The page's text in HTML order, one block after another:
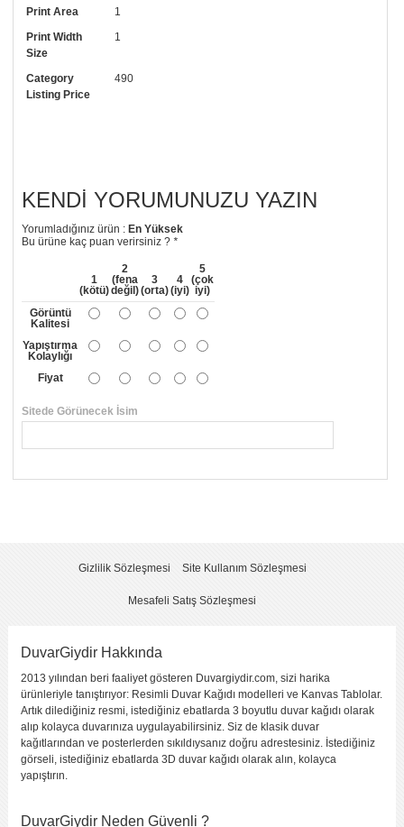
• Görselde düzenleme yaptırmak istiyorsanız yine bize telefon
numaramızdan ulaşabilirsiniz.
Print Area
1
Print Width
Size
1
Category
Listing Price
490
KENDI YORUMUNUZU YAZIN
Yorumladığınız ürün : En Yüksek
Bu ürüne kaç puan verirsiniz ?*
1
(kötü)
2
(fena
değil)
3
(orta)
4
(iyi)
5
(çok
iyi)
Görüntü
Kalitesi
Yapıştırma
Kolaylığı
Fiyat
Sitede Görünecek İsim
Yorumu Gönder
Gizlilik Sözleşmesi Site Kullanım Sözleşmesi
Mesafeli Satış Sözleşmesi
DuvarGiydir Hakkında
2013 yılından beri faaliyet gösteren Duvargiydir.com, sizi harika
ürünleriyle tanıştırıyor: Resimli Duvar Kağıdı modelleri ve Kanvas Tablolar.
Artık dilediğiniz resmi, istediğiniz ebatlarda 3 boyutlu duvar kağıdı olarak
alıp kolayca duvarınıza uygulayabilirsiniz. Siz de klasik duvar
kağıtlarından ve posterlerden sıkıldıysanız doğru adrestesiniz. İstediğiniz
görseli, istediğiniz ebatlarda 3D duvar kağıdı olarak alın, kolayca
yapıştırın.
DuvarGiydir Neden Güvenli ?